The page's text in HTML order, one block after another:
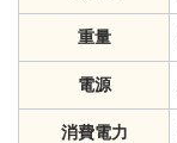
重量
電源
消費電力